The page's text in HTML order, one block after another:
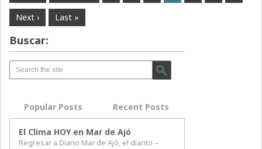
Next › Last »
Buscar:
Popular Posts Recent Posts
El Clima HOY en Mar de Ajó
Regresar a Diario Mar de Ajó, el diarito –